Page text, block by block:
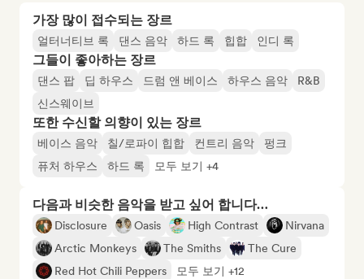
가장 많이 접수되는 장르
얼터너티브 록 댄스 음악 하드 록 힙합 인디 록
그들이 좋아하는 장르
댄스 팝 딥 하우스 드럼 앤 베이스 하우스 음악
R&B
신스웨이브
또한 수신할 의향이 있는 장르
베이스 음악 칠/로파이 힙합 컨트리 음악
펑크
퓨처 하우스
하드 록 모두 보기 +4
다음과 비슷한 음악을 받고 싶어 합니다…
Disclosure Oasis High Contrast
Nirvana
Arctic Monkeys
The Smiths
The Cure
Red Hot Chili Peppers
모두 보기 +12